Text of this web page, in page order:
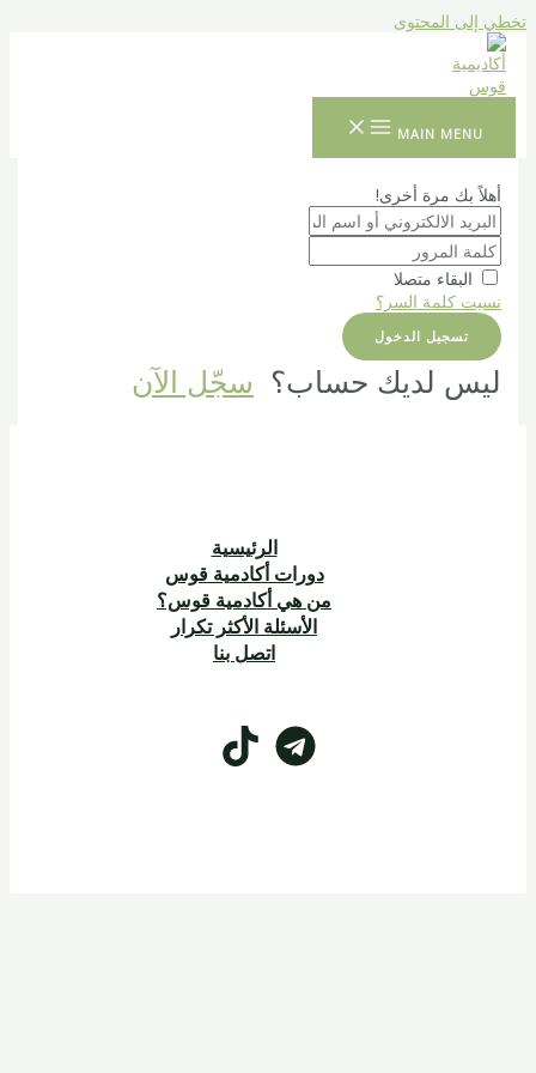
تخطي إلى المحتوى
MAIN MENU
أهلاً بك مرة أخرى!
البقاء متصلا
نسيت كلمة السر؟
تسجيل الدخول
ليس لديك حساب؟ سجّل الآن
الرئيسية
دورات أكادمية قوس
من هي أكادمية قوس؟
الأسئلة الأكثر تكرار
اتصل بنا